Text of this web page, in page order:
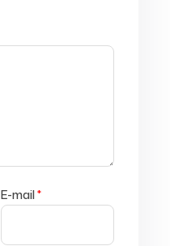
E-mail*